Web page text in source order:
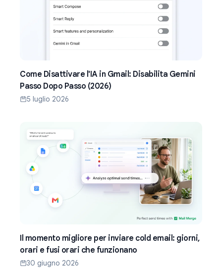
Come Disattivare l'IA in Gmail: Disabilita Gemini
Passo Dopo Passo (2026)
5 luglio 2026
Il momento migliore per inviare cold email: giorni,
orari e fusi orari che funzionano
30 giugno 2026